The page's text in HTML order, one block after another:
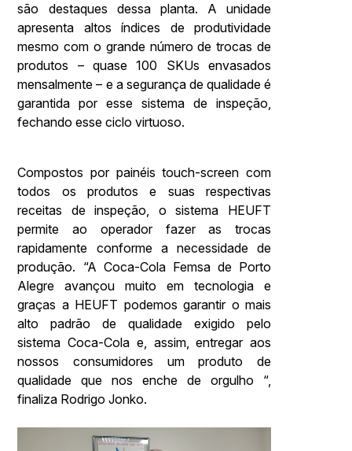
são destaques dessa planta. A unidade
apresenta altos índices de produtividade
mesmo com o grande número de trocas de
produtos – quase 100 SKUs envasados
mensalmente – e a segurança de qualidade é
garantida por esse sistema de inspeção,
fechando esse ciclo virtuoso.
Compostos por painéis touch-screen com
todos os produtos e suas respectivas
receitas de inspeção, o sistema HEUFT
permite ao operador fazer as trocas
rapidamente conforme a necessidade de
produção. “A Coca-Cola Femsa de Porto
Alegre avançou muito em tecnologia e
graças a HEUFT podemos garantir o mais
alto padrão de qualidade exigido pelo
sistema Coca-Cola e, assim, entregar aos
nossos consumidores um produto de
qualidade que nos enche de orgulho “,
finaliza Rodrigo Jonko.